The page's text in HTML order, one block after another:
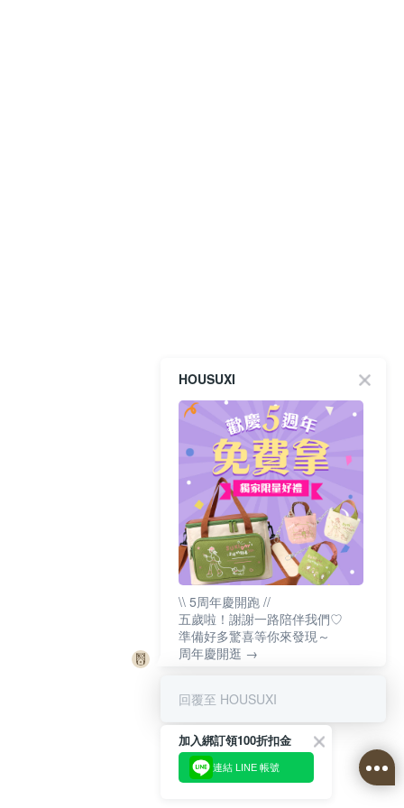
HOUSUXI
\\ 5周年慶開跑 //
五歲啦！謝謝一路陪伴我們♡
準備好多驚喜等你來發現～
周年慶開逛 →
回覆至 HOUSUXI
加入綁訂領100折扣金
連結 LINE 帳號